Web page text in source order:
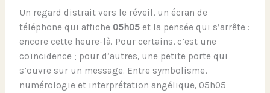
Un regard distrait vers le réveil, un écran de
téléphone qui affiche 05h05 et la pensée qui s’arrête :
encore cette heure-là. Pour certains, c’est une
coïncidence ; pour d’autres, une petite porte qui
s’ouvre sur un message. Entre symbolisme,
numérologie et interprétation angélique, 05h05